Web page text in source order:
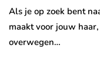
Als je op zoek bent
maakt voor jouw
overwegen…